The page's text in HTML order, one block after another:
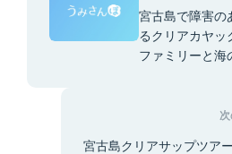
宮古島で障害の
るクリアカヤッ
ファミリーと海
宮古島クリアサップツア